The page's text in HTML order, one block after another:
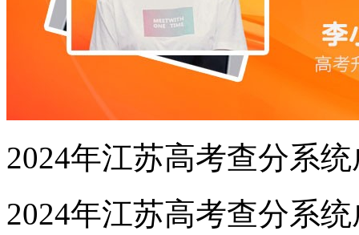
2024年江苏高考查分系
2024年江苏高考查分系